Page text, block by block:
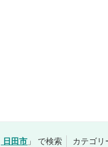
日田市 」 で検索 カテゴリ